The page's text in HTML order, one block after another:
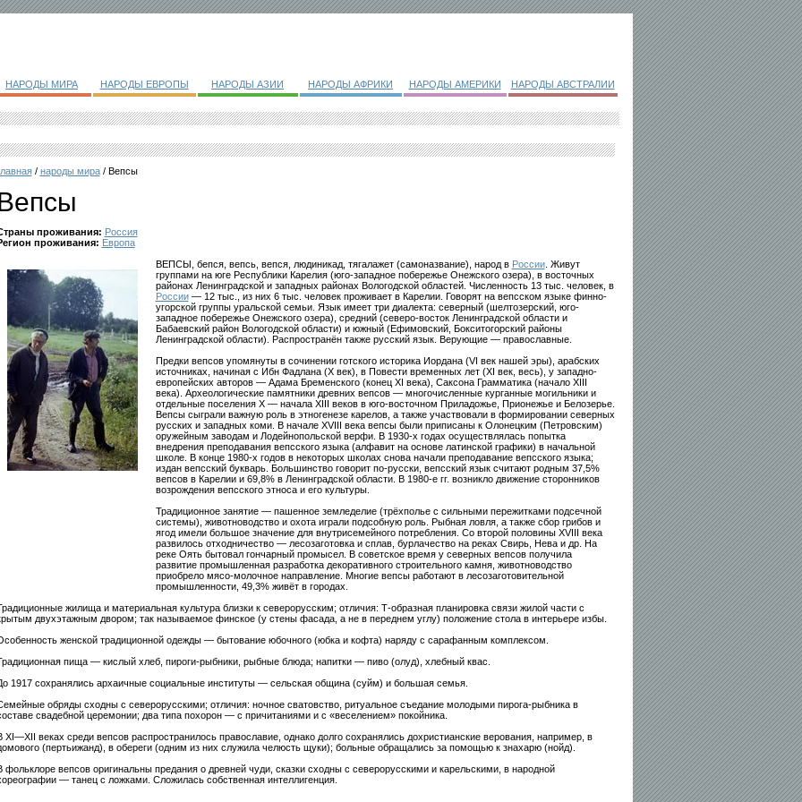
НАРОДЫ МИРА НАРОДЫ ЕВРОПЫ НАРОДЫ АЗИИ НАРОДЫ АФРИКИ НАРОДЫ АМЕРИКИ НАРОДЫ АВСТРАЛИИ
/ народы мира/ Вепсы
проживания: Россия
проживания: Европа
ВЕПСЫ, бепся, вепсь, вепся, людиникад, тягалажет (самоназвание), народ в России. Живут
группами на юге Республики Карелия (юго-западное побережье Онежского озера), в восточных
районах Ленинградской и западных районах Вологодской областей. Численность 13 тыс. человек, в
России— 12 тыс., из них 6 тыс. человек проживает в Карелии. Говорят на вепсском языке финно-
угорской группы уральской семьи. Язык имеет три диалекта: северный (шелтозерский, юго-
западное побережье Онежского озера), средний (северо-восток Ленинградской области и
Бабаевский район Вологодской области) и южный (Ефимовский, Бокситогорский районы
Ленинградской области). Распространён также русский язык. Верующие — православные.
Предки вепсов упомянуты в сочинении готского историка Иордана (VI век нашей эры), арабских
источниках, начиная с Ибн Фадлана (X век), в Повести временных лет (XI век, весь), у западно-
европейских авторов — Адама Бременского (конец XI века), Саксона Грамматика (начало XIII
века). Археологические памятники древних вепсов — многочисленные курганные могильники и
отдельные поселения X — начала XIII веков в юго-восточном Приладожье, Прионежье и Белозерье.
Вепсы сыграли важную роль в этногенезе карелов, а также участвовали в формировании северных
русских и западных коми. В начале XVIII века вепсы были приписаны к Олонецким (Петровским)
оружейным заводам и Лодейнопольской верфи. В 1930-х годах осуществлялась попытка
внедрения преподавания вепсского языка (алфавит на основе латинской графики) в начальной
школе. В конце 1980-х годов в некоторых школах снова начали преподавание вепсского языка;
издан вепсский букварь. Большинство говорит по-русски, вепсский язык считают родным 37,5%
вепсов в Карелии и 69,8% в Ленинградской области. В 1980-е гг. возникло движение сторонников
возрождения вепсского этноса и его культуры.
Традиционное занятие — пашенное земледелие (трёхполье с сильными пережитками подсечной
системы), животноводство и охота играли подсобную роль. Рыбная ловля, а также сбор грибов и
ягод имели большое значение для внутрисемейного потребления. Со второй половины XVIII века
развилось отходничество — лесозаготовка и сплав, бурлачество на реках Свирь, Нева и др. На
реке Оять бытовал гончарный промысел. В советское время у северных вепсов получила
развитие промышленная разработка декоративного строительного камня, животноводство
приобрело мясо-молочное направление. Многие вепсы работают в лесозаготовительной
промышленности, 49,3% живёт в городах.
жилища и материальная культура близки к северорусским; отличия: Т-образная планировка связи жилой части с
двухэтажным двором; так называемое финское (у стены фасада, а не в переднем углу) положение стола в интерьере избы.
женской традиционной одежды — бытование юбочного (юбка и кофта) наряду с сарафанным комплексом.
пища — кислый хлеб, пироги-рыбники, рыбные блюда; напитки — пиво (олуд), хлебный квас.
1917 сохранялись архаичные социальные институты — сельская община (суйм) и большая семья.
обряды сходны с северорусскими; отличия: ночное сватовство, ритуальное съедание молодыми пирога-рыбника в
свадебной церемонии; два типа похорон — с причитаниями и с «веселением» покойника.
XI—XII веках среди вепсов распространилось православие, однако долго сохранялись дохристианские верования, например, в
(пертьижанд), в обереги (одним из них служила челюсть щуки); больные обращались за помощью к знахарю (нойд).
фольклоре вепсов оригинальны предания о древней чуди, сказки сходны с северорусскими и карельскими, в народной
— танец с ложками. Сложилась собственная интеллигенция.